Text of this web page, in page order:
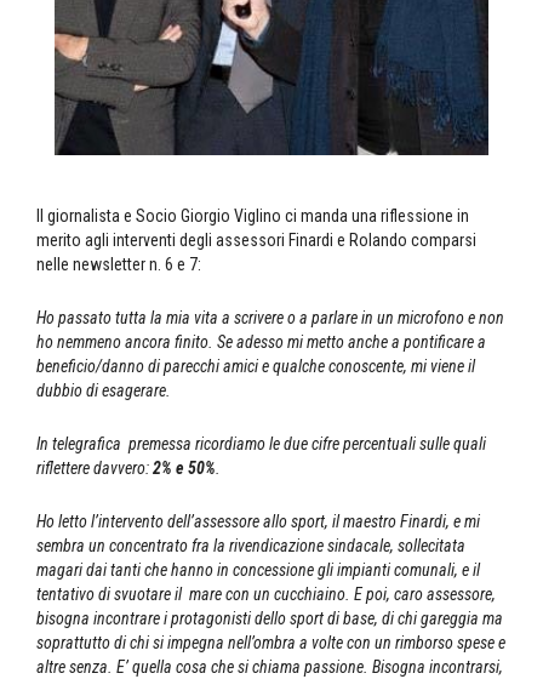
Il giornalista e Socio Giorgio Viglino ci manda una riflessione in
merito agli interventi degli assessori Finardi e Rolando comparsi
nelle newsletter n. 6 e 7:
Ho passato tutta la mia vita a scrivere o a parlare in un microfono e non
ho nemmeno ancora finito. Se adesso mi metto anche a pontificare a
beneficio/danno di parecchi amici e qualche conoscente, mi viene il
dubbio di esagerare.
In telegrafica premessa ricordiamo le due cifre percentuali sulle quali
riflettere davvero:2% e 50%.
Ho letto l’intervento dell’assessore allo sport, il maestro Finardi, e mi
sembra un concentrato fra la rivendicazione sindacale, sollecitata
magari dai tanti che hanno in concessione gli impianti comunali, e il
tentativo di svuotare il mare con un cucchiaino. E poi, caro assessore,
bisogna incontrare i protagonisti dello sport di base, di chi gareggia ma
soprattutto di chi si impegna nell’ombra a volte con un rimborso spese e
altre senza. E’ quella cosa che si chiama passione. Bisogna incontrarsi,